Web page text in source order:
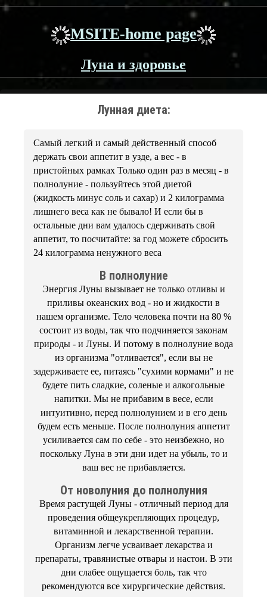
MSITE-home page
Луна и здоровье
Лунная диета:
Самый легкий и самый действенный способ
держать свои аппетит в узде, а вес - в
пристойных рамках Только один раз в месяц - в
полнолуние - пользуйтесь этой диетой
(жидкость минус соль и сахар) и 2 килограмма
лишнего веса как не бывало! И если бы в
остальные дни вам удалось сдерживать свой
аппетит, то посчитайте: за год можете сбросить
24 килограмма ненужного веса
В полнолуние
Энергия Луны вызывает не только отливы и
приливы океанских вод - но и жидкости в
нашем организме. Тело человека почти на 80 %
состоит из воды, так что подчиняется законам
природы - и Луны. И потому в полнолуние вода
из организма "отливается", если вы не
задерживаете ее, питаясь "сухими кормами" и не
будете пить сладкие, соленые и алкогольные
напитки. Мы не прибавим в весе, если
интуитивно, перед полнолунием и в его день
будем есть меньше. После полнолуния аппетит
усиливается сам по себе - это неизбежно, но
поскольку Луна в эти дни идет на убыль, то и
ваш вес не прибавляется.
От новолуния до полнолуния
Время растущей Луны - отличный период для
проведения общеукрепляющих процедур,
витаминной и лекарственной терапии.
Организм легче усваивает лекарства и
препараты, травянистые отвары и настои. В эти
дни слабее ощущается боль, так что
рекомендуются все хирургические действия.